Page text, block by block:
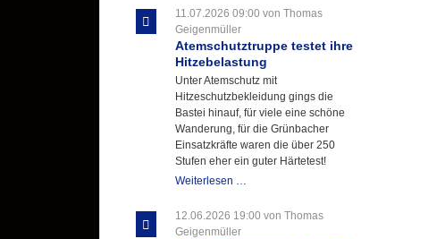
für
Kirmes
mit
zukunftsweisender
Einlage
11.07.2026 09:00 von Thomas
Geigenmüller
Atemschutztruppe testet ihre
Hitzebelastung
Unter Atemschutz mit
Hitzeschutzbekleidung gings die
Bastei hinauf, für viele eine schöne
Wanderung, für die Grünbacher
Einsatzkräfte waren die über 250
Stufen eher ein guter Härtetest!
Weiterlesen …
ihre
12.06.2026 19:00 von Thomas
Geigenmüller